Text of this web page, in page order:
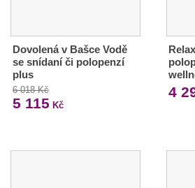
Dovolená v Bašce Vodě
se snídaní či polopenzí
plus
6 018 Kč
5 115 Kč
4